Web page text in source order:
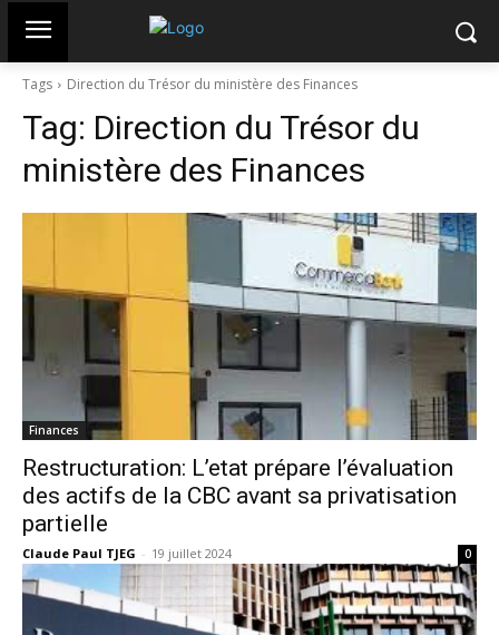
Tags Direction du Trésor du ministère des Finances
Tag: Direction du Trésor du
ministère des Finances
Finances
Restructuration: L’etat prépare l’évaluation
des actifs de la CBC avant sa privatisation
partielle
Claude Paul TJEG - 19 juillet 2024 0